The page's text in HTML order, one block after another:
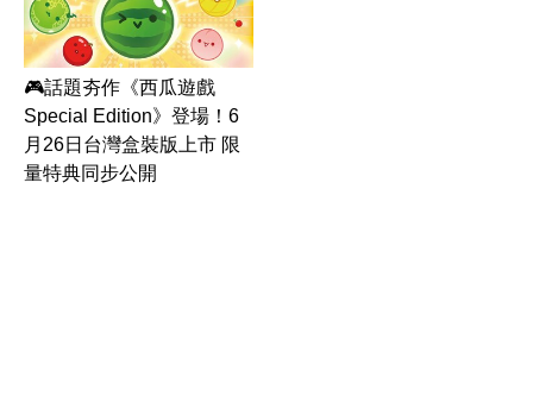
🎮話題夯作《西瓜遊戲
Special Edition》登場！6
月26日台灣盒裝版上市 限
量特典同步公開